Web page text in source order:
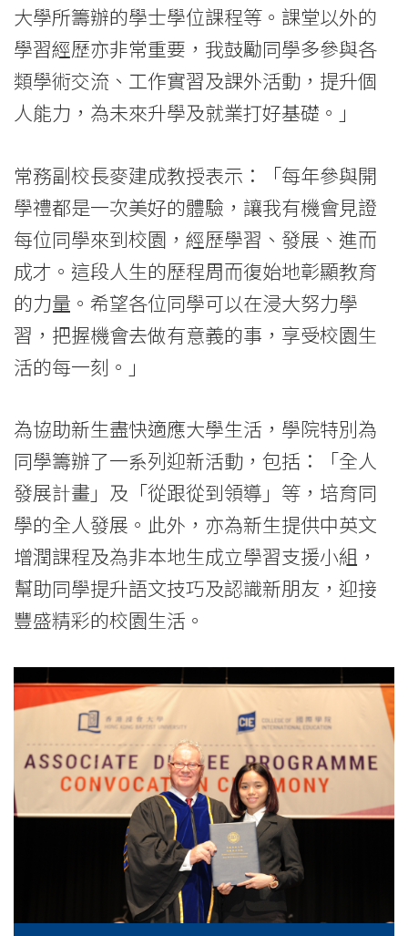
學
院
消
國
際
學
院
香
港
浸
會
大
學
大學所籌辦的學士學位課程等。課堂以外的
學習經歷亦非常重要，我鼓勵同學多參與各
類學術交流、工作實習及課外活動，提升個
人能力，為未來升學及就業打好基礎。」
常務副校長麥建成教授表示：「每年參與開
學禮都是一次美好的體驗，讓我有機會見證
每位同學來到校園，經歷學習、發展、進而
成才。這段人生的歷程周而復始地彰顯教育
的力量。希望各位同學可以在浸大努力學
習，把握機會去做有意義的事，享受校園生
活的每一刻。」
為協助新生盡快適應大學生活，學院特別為
同學籌辦了一系列迎新活動，包括：「全人
發展計畫」及「從跟從到領導」等，培育同
學的全人發展。此外，亦為新生提供中英文
增潤課程及為非本地生成立學習支援小組，
幫助同學提升語文技巧及認識新朋友，迎接
豐盛精彩的校園生活。